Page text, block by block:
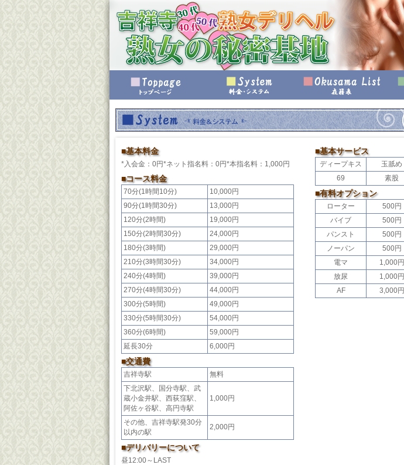
■基本料金
*入会金：0円*ネット指名料：0円*本指名料：1,000円
■コース料金
70分(1時間10分)
10,000円
90分(1時間30分)
13,000円
120分(2時間)
19,000円
150分(2時間30分)
24,000円
180分(3時間)
29,000円
210分(3時間30分)
34,000円
240分(4時間)
39,000円
270分(4時間30分)
44,000円
300分(5時間)
49,000円
330分(5時間30分)
54,000円
360分(6時間)
59,000円
延長30分
6,000円
■交通費
吉祥寺駅
無料
下北沢駅、国分寺駅、武
蔵小金井駅、西荻窪駅、
阿佐ヶ谷駅、高円寺駅
1,000円
その他、吉祥寺駅発30分
以内の駅
2,000円
■基本サービス
ディープキス 玉舐め
69
素股
■有料オプション
ローター
500円
バイブ
500円
パンスト
500円
ノーパン
500円
電マ
1,000円
放尿
1,000円
AF
3,000円
■デリバリーについて
昼12:00～LAST